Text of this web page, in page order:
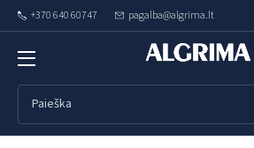
+370 640 60747 pagalba@algrima.lt
Akiniai